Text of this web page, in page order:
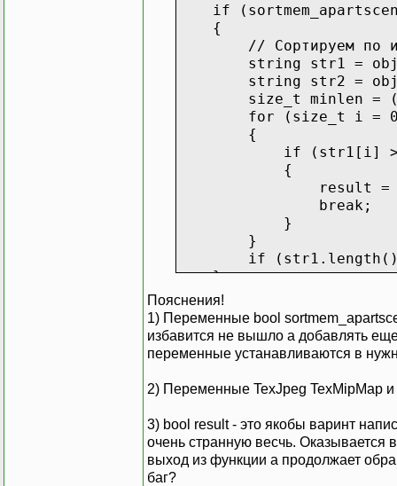
if
{
// Cортируем по
string str1 =
string str2 =
size_t minlen =
for (size_t i = 0; i
{
if (str1[i] >
{
result =
break;
}
}
if (str1.length() >
}
// Объекты одной сцены
if
{
if ((obj1.TexJpeg)
}
if ((obj1.TexMipMap)
if ((obj1.TexGray)
// Возвращаем
Пояснения!
1) Переменные bool
избавится не вышло а добавлять
переменные устанавливаются в
2) Переменные TexJpeg TexMipMap и
3) bool result - это якобы варинт
очень странную весчь. Оказывается
выход из функции а продолжает
баг?